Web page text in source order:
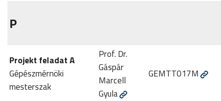
P
Projekt feladat A
Gépészmérnöki
mesterszak
Prof. Dr.
Gáspár
Marcell
Gyula
GEMTT017M